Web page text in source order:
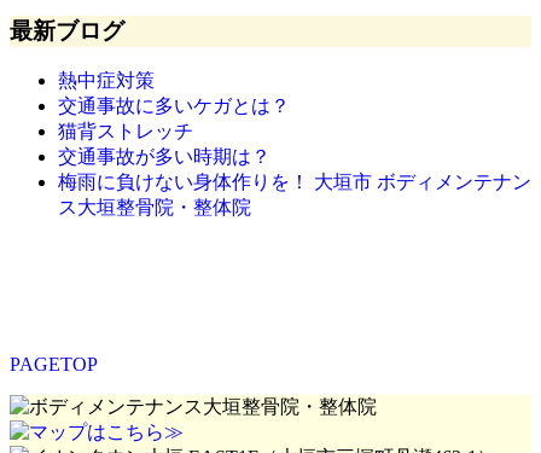
最新ブログ
熱中症対策
交通事故に多いケガとは？
猫背ストレッチ
交通事故が多い時期は？
梅雨に負けない身体作りを！ 大垣市 ボディメンテナン
ス大垣整骨院・整体院
PAGETOP